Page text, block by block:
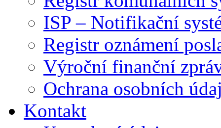
ISP – Notifikační
Registr oznámení
Výroční finanční
Ochrana osobních
Kontakt